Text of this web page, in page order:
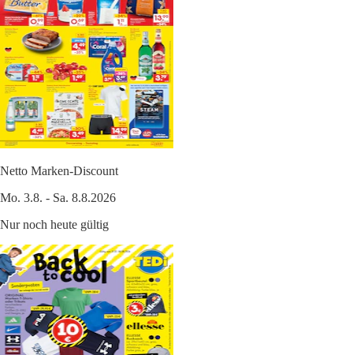
Netto Marken-Discount
Mo. 3.8. - Sa. 8.8.2026
Nur noch heute gültig